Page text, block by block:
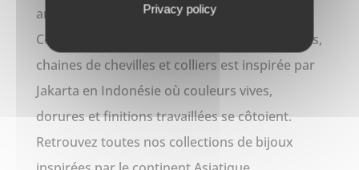
artisanaux faits mains Jakarta.
Cette collection de bracelets, boucles d’oreilles,
chaines de chevilles et colliers est inspirée par
Jakarta en Indonésie où couleurs vives,
dorures et finitions travaillées se côtoient.
Retrouvez toutes nos collections de bijoux
Privacy policy